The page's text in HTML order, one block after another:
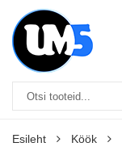
Esileht Köök